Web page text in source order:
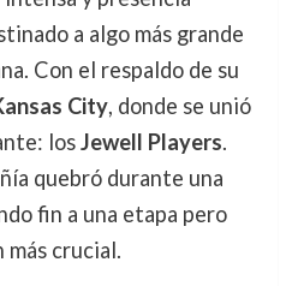
a algo más grande
Con el respaldo de su
City, donde se unió
losJewell Players.
quebró durante una
fin a una etapa pero
más crucial.